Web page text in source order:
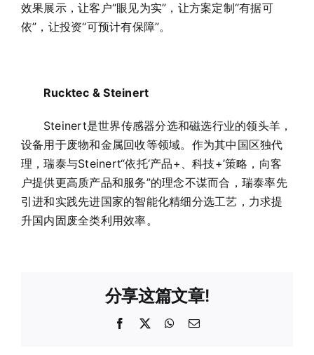
效果展示，让客户“眼见为实”，让方案定制“有据可
依”，让投资“可预计有保障”。
Rucktec & Steinert
Steinert是世界传感器分选和磁选行业的领头羊，
设备用于废物和金属回收等领域。作为其中国区独代
理，瑞泰与Steinert“依托‘产品+、科技+’策略，向客
户提供更高质产品和服务”的理念不谋而合，瑞泰率先
引进和实践先进国家的智能化精细分选工艺，力求提
升国内固废全类利用效率。
分享这篇文章!
Facebook WhatsApp
电